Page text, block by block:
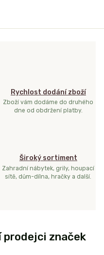
Rychlost dodání zboží
Zboží vám dodáme do druhého
dne od obdržení platby.
Široký sortiment
Zahradní nábytek, grily, houpací
sítě, dům-dílna, hračky a další.
značek